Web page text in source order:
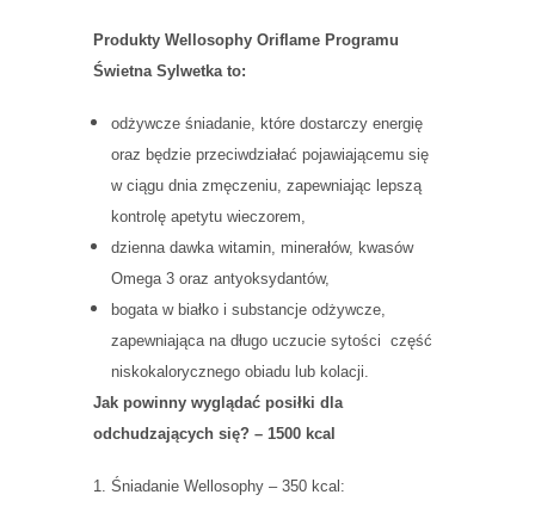
Produkty Wellosophy Oriflame Programu
Świetna Sylwetka to:
odżywcze śniadanie, które dostarczy energię
oraz będzie przeciwdziałać pojawiającemu się
w ciągu dnia zmęczeniu, zapewniając lepszą
kontrolę apetytu wieczorem,
dzienna dawka witamin, minerałów, kwasów
Omega 3 oraz antyoksydantów,
bogata w białko i substancje odżywcze,
zapewniająca na długo uczucie sytości część
niskokalorycznego obiadu lub kolacji.
Jak powinny wyglądać posiłki dla
odchudzających się? – 1500 kcal
1. Śniadanie Wellosophy – 350 kcal: